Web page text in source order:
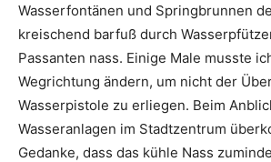
Wasserfontänen und Springbrunnen
kreischend barfuß durch
Passanten nass. Einige Male musste
Wegrichtung ändern, um nicht der
Wasserpistole zu erliegen. Beim
Wasseranlagen im Stadtzentrum
Gedanke, dass das kühle Nass